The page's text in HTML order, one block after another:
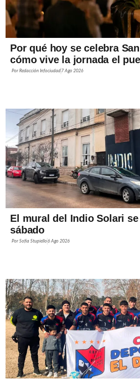
Por qué hoy se celebra
cómo vive la jornada el
PorRedacción Infociudad 7 Ago 2026
El mural del Indio Solari
sábado
PorSofía Stupiello6 Ago 2026